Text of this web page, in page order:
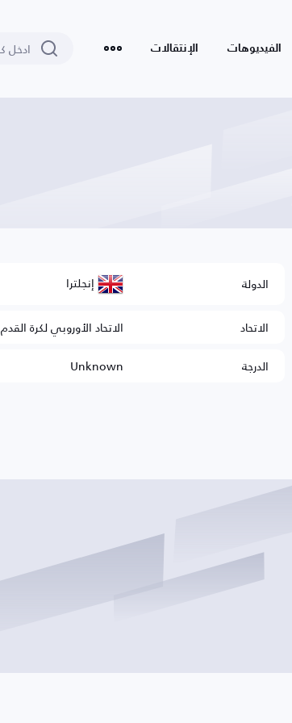
الفيديوهات الإنتقالات
الدولة إنجلترا
الاتحاد
الاتحاد الأوروبي لكرة القدم
الدرجة
Unknown